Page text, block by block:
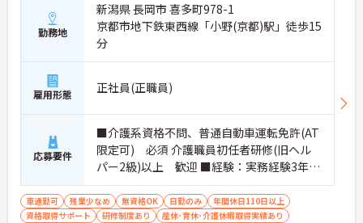
勤務地
新潟県 長岡市 喜多町978-1
京都市地下鉄東西線「小野(京都)駅」徒歩15
分
雇用形態 正社員(正職員)
応募要件
■介護系資格不問、普通自動車運転免許(AT
限定可) 必須 介護職員初任者研修(旧ヘル
パー2級)以上 歓迎 ■経験：実務経験3年以
上 必須 ※無資格者：入社半年以内に会社
負担で認知症介護基礎研修受講
車通勤可 残業少なめ 無資格OK 日勤のみ
年間休日110日以上
資格取得サポート
研修制度あり
産休･育休･介護休暇取得実績あり